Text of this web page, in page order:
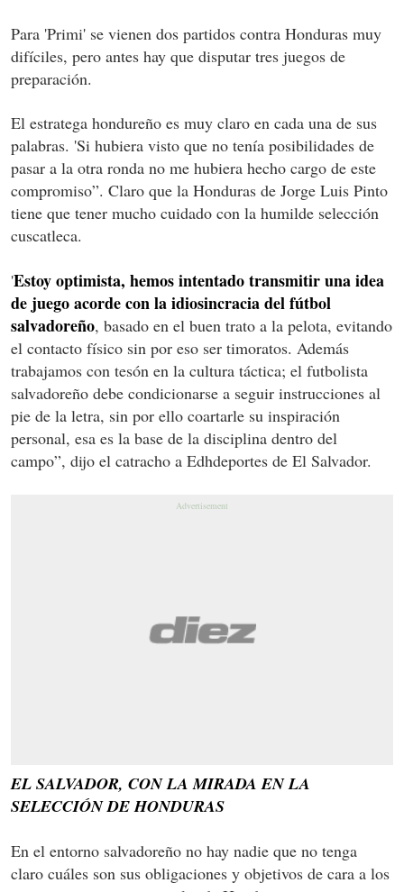
Para 'Primi' se vienen dos partidos contra Honduras muy
difíciles, pero antes hay que disputar tres juegos de
preparación.
El estratega hondureño es muy claro en cada una de sus
palabras. 'Si hubiera visto que no tenía posibilidades de
pasar a la otra ronda no me hubiera hecho cargo de este
compromiso”. Claro que la Honduras de Jorge Luis Pinto
tiene que tener mucho cuidado con la humilde selección
cuscatleca.
'Estoy optimista, hemos intentado transmitir una idea
de juego acorde con la idiosincracia del fútbol
salvadoreño, basado en el buen trato a la pelota, evitando
el contacto físico sin por eso ser timoratos. Además
trabajamos con tesón en la cultura táctica; el futbolista
salvadoreño debe condicionarse a seguir instrucciones al
pie de la letra, sin por ello coartarle su inspiración
personal, esa es la base de la disciplina dentro del
campo”, dijo el catracho a Edhdeportes de El Salvador.
EL SALVADOR, CON LA MIRADA EN LA
SELECCIÓN DE HONDURAS
En el entorno salvadoreño no hay nadie que no tenga
claro cuáles son sus obligaciones y objetivos de cara a los